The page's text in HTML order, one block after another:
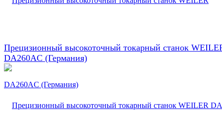
Прецизионный высокоточный токарный станок
DA260AC (Германия)